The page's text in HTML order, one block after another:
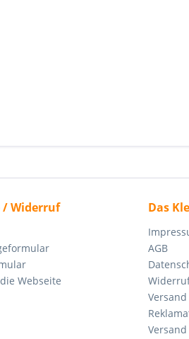
/ Widerruf
Webseite
Das
AGB
Versand